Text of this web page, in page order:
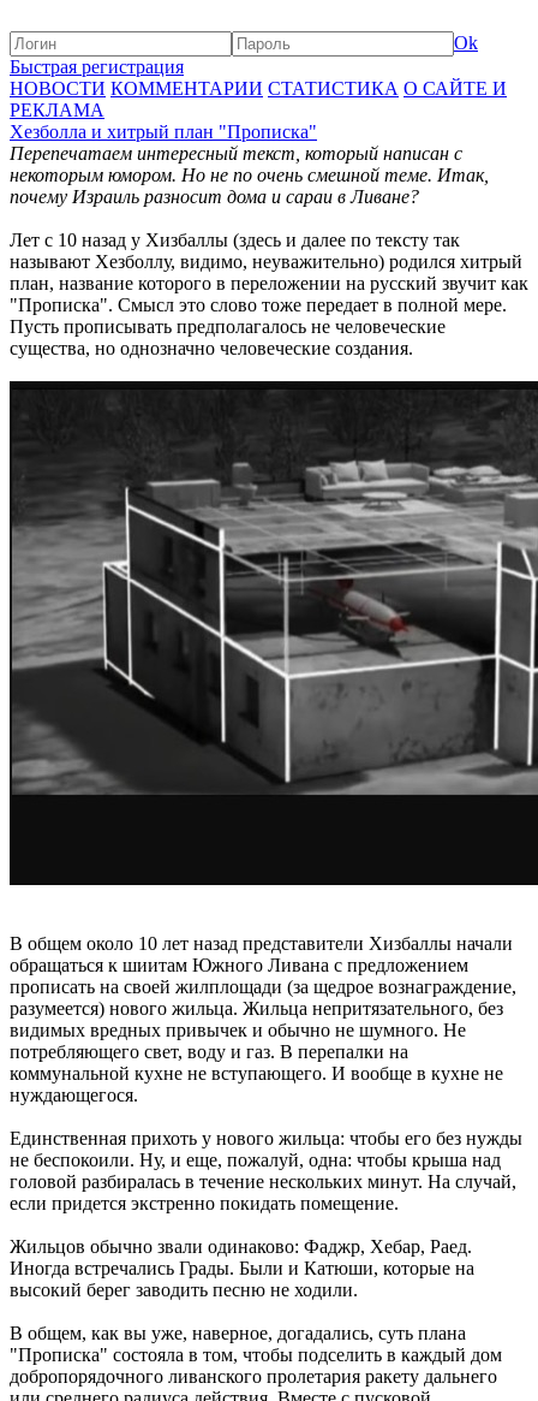
Ok
Быстрая регистрация
НОВОСТИ КОММЕНТАРИИ СТАТИСТИКА О САЙТЕ И
РЕКЛАМА
Хезболла и хитрый план "Прописка"
Перепечатаем интересный текст, который написан с
некоторым юмором. Но не по очень смешной теме. Итак,
почему Израиль разносит дома и сараи в Ливане?
Лет с 10 назад у Хизбаллы (здесь и далее по тексту так
называют Хезболлу, видимо, неуважительно) родился хитрый
план, название которого в переложении на русский звучит как
"Прописка". Смысл это слово тоже передает в полной мере.
Пусть прописывать предполагалось не человеческие
существа, но однозначно человеческие создания.
В общем около 10 лет назад представители Хизбаллы начали
обращаться к шиитам Южного Ливана с предложением
прописать на своей жилплощади (за щедрое вознаграждение,
разумеется) нового жильца. Жильца непритязательного, без
видимых вредных привычек и обычно не шумного. Не
потребляющего свет, воду и газ. В перепалки на
коммунальной кухне не вступающего. И вообще в кухне не
нуждающегося.
Единственная прихоть у нового жильца: чтобы его без нужды
не беспокоили. Ну, и еще, пожалуй, одна: чтобы крыша над
головой разбиралась в течение нескольких минут. На случай,
если придется экстренно покидать помещение.
Жильцов обычно звали одинаково: Фаджр, Хебар, Раед.
Иногда встречались Грады. Были и Катюши, которые на
высокий берег заводить песню не ходили.
В общем, как вы уже, наверное, догадались, суть плана
"Прописка" состояла в том, чтобы подселить в каждый дом
добропорядочного ливанского пролетария ракету дальнего